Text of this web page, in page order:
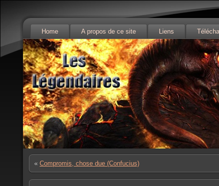
Home A propos de ce site Liens
« Compromis, chose due (Confucius)